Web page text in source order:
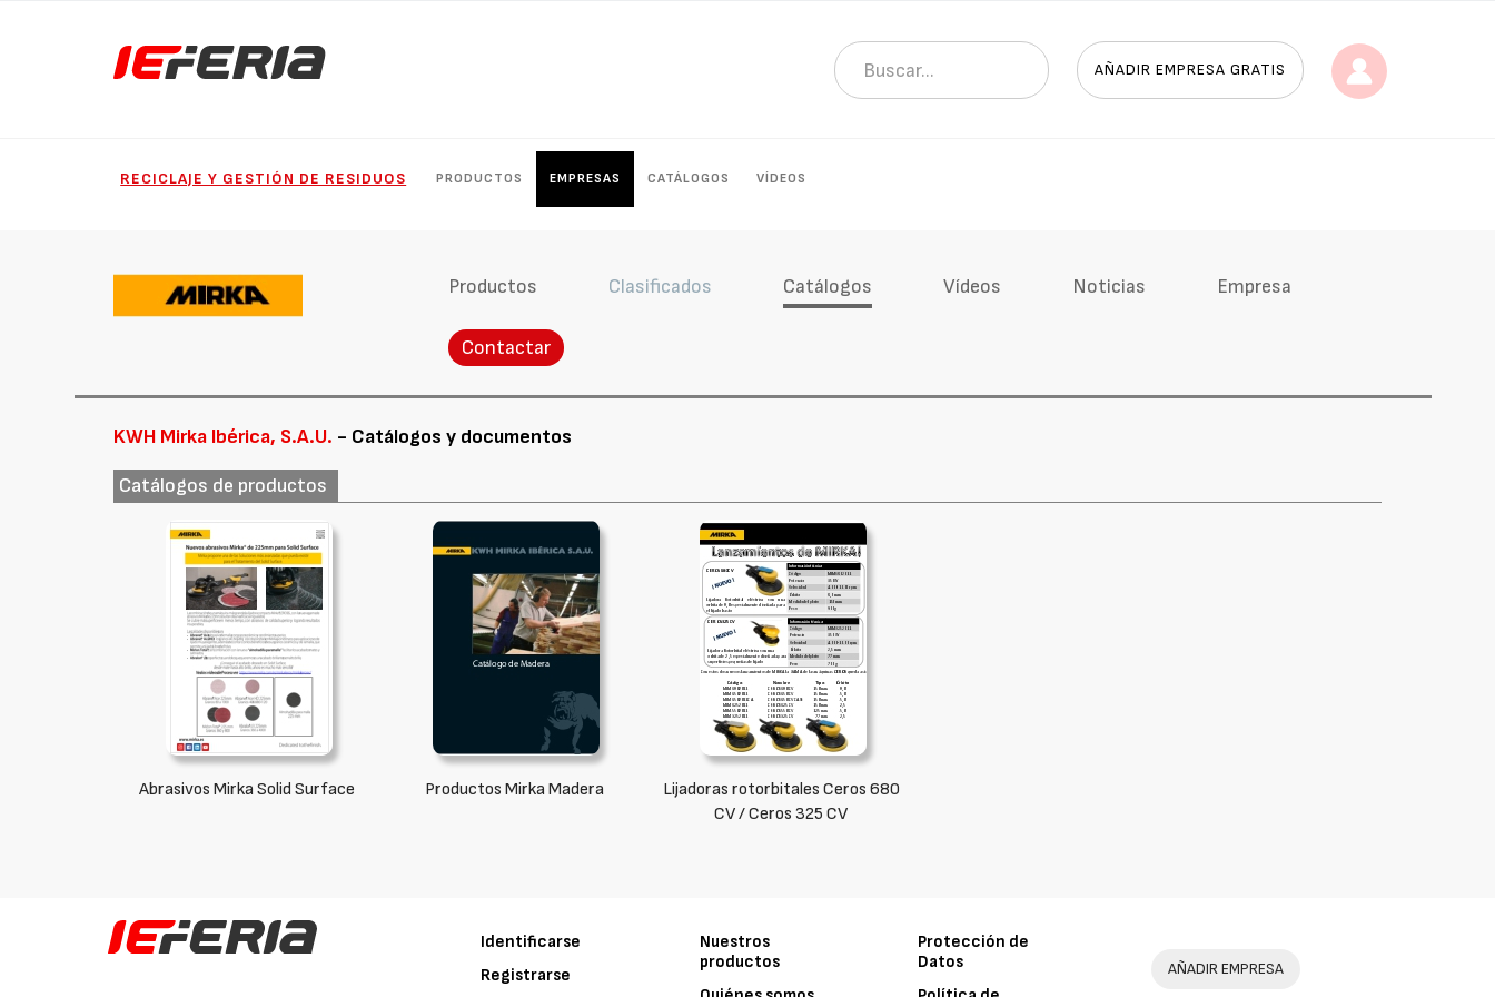
AÑADIR EMPRESA GRATIS
RECICLAJE Y GESTIÓN DE RESIDUOS PRODUCTOS EMPRESAS CATÁLOGOS VÍDEOS
Productos Clasificados Catálogos Vídeos Noticias Empresa
Contactar
KWH Mirka Ibérica, S.A.U. - Catálogos y documentos
Catálogos de productos
Abrasivos Mirka Solid Surface Productos Mirka Madera
Lijadoras rotorbitales Ceros 680
CV / Ceros 325 CV
Identificarse
Registrarse
Nuestros
productos
Protección de
Datos
AÑADIR EMPRESA